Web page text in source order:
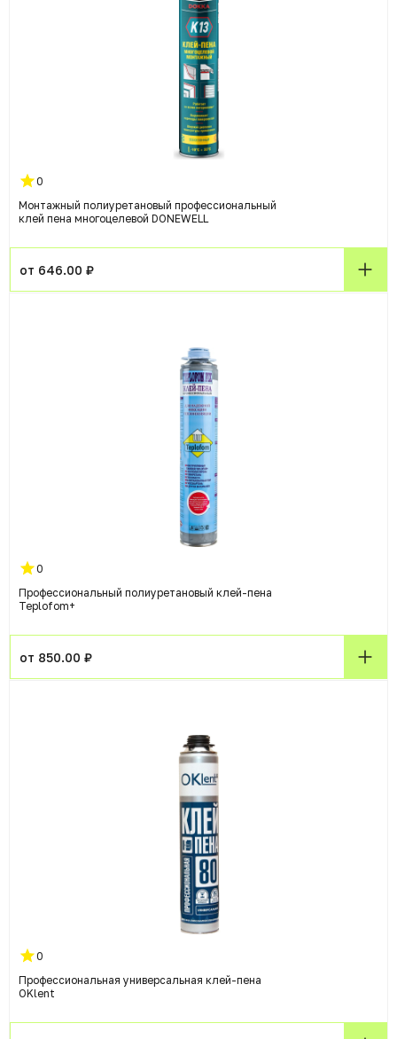
0
Монтажный полиуретановый профессиональный
клей пена многоцелевой DONEWELL
от 646.00 ₽
0
Профессиональный полиуретановый клей-пена
Teplofom+
от 850.00 ₽
0
Профессиональная универсальная клей-пена
OKlent